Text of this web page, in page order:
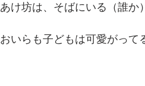
あけ坊は、そばにいる（誰か
おいらも子どもは可愛がって